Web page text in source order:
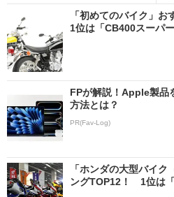
「初めてのバイク」
1位は「CB400スーパ
FPが解説！Apple製品
方法とは？
PR(Fav-Log)
「ホンダの大型バイ
ングTOP12！ 1位は